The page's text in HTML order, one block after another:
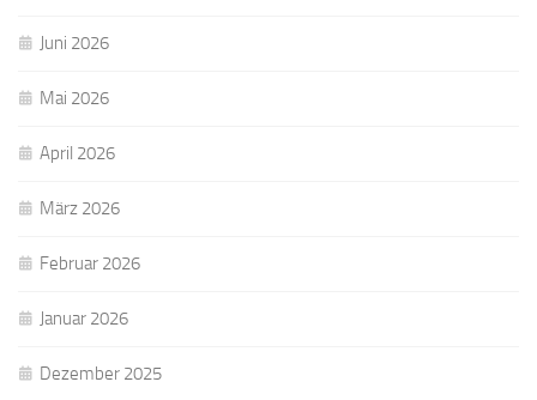
Juni 2026
Mai 2026
April 2026
März 2026
Februar 2026
Januar 2026
Dezember 2025